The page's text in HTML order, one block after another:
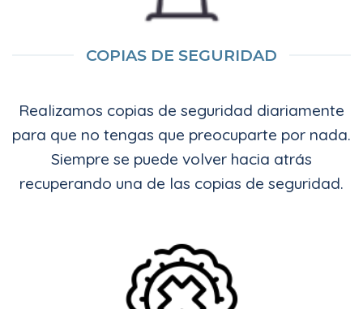
COPIAS DE SEGURIDAD
Realizamos copias de seguridad diariamente
para que no tengas que preocuparte por nada.
Siempre se puede volver hacia atrás
recuperando una de las copias de seguridad.